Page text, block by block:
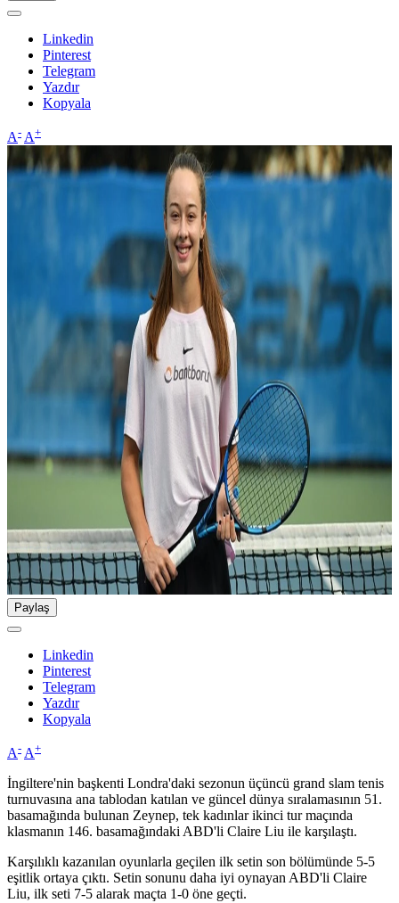
Linkedin
Pinterest
Telegram
Yazdır
Kopyala
A- A+
Paylaş
Linkedin
Pinterest
Telegram
Yazdır
Kopyala
A- A+
İngiltere'nin başkenti Londra'daki sezonun üçüncü grand slam tenis
turnuvasına ana tablodan katılan ve güncel dünya sıralamasının 51.
basamağında bulunan Zeynep, tek kadınlar ikinci tur maçında
klasmanın 146. basamağındaki ABD'li Claire Liu ile karşılaştı.
Karşılıklı kazanılan oyunlarla geçilen ilk setin son bölümünde 5-5
eşitlik ortaya çıktı. Setin sonunu daha iyi oynayan ABD'li Claire
Liu, ilk seti 7-5 alarak maçta 1-0 öne geçti.